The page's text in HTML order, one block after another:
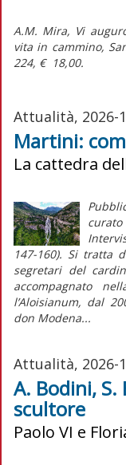
A.M. Mira, Vi
vita in cammino,
224, € 18,00.
Attualità, 2026-
Martini:
La cattedra
147-160). Si tratta
segretari del
accompagnato
l’Aloisianum, dal
don Modena...
Attualità, 2026-
A. Bodini,
scultore
Paolo VI e